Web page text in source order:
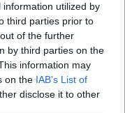
utilized by
third parties prior to
of the further
by third parties on the
information may
on the IAB’s List of
disclose it to other
komandoje
centrinėse
Liepos
susitiks su